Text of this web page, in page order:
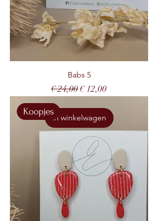
Babs 5
Normale prijs
€ 24,00Verkoopprijs
€ 12,00
In winkelwagen
Koopjes